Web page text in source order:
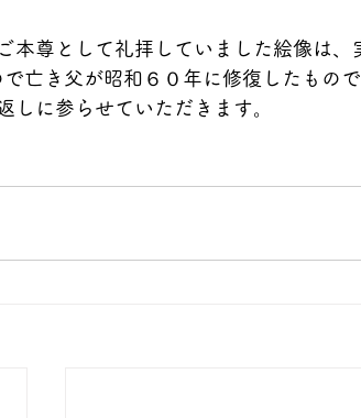
本尊として礼拝していました絵像は、
亡き父が昭和６０年に修復したもの
しに参らせていただきます。